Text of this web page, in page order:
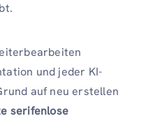
und jeder KI-
auf neu erstellen
serifenlose